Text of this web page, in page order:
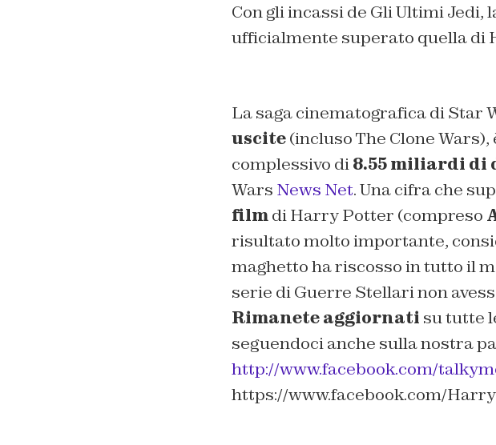
Con gli incassi de Gli Ultimi Jedi,
ufficialmente superato quella di
La saga cinematografica di Star
uscite(inclusoThe Clone Wars),
complessivo di8.55 miliardi di
Wars News Net.Una cifra che
filmdi Harry Potter (compreso
risultato molto importante,
maghetto ha riscosso in tutto il
serie di Guerre Stellari non
Rimanete aggiornati su tutte
seguendoci anche sulla nostra
http://www.facebook.com/
https://www.facebook.com/